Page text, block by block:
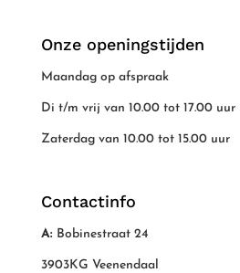
Onze openingstijden
Maandag op afspraak
Di t/m vrij van 10.00 tot 17.00 uur
Zaterdag van 10.00 tot 15.00 uur
Contactinfo
A: Bobinestraat 24
3903KG Veenendaal